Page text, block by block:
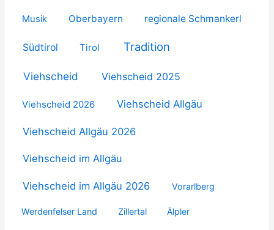
Musik Oberbayern regionale Schmankerl
Südtirol Tirol Tradition
Viehscheid Viehscheid 2025
Viehscheid 2026 Viehscheid Allgäu
Viehscheid Allgäu 2026
Viehscheid im Allgäu
Viehscheid im Allgäu 2026 Vorarlberg
Werdenfelser Land Zillertal Älpler